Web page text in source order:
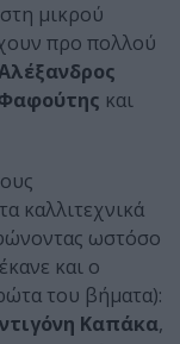
μικρού
προ πολλού
και
καλλιτεχνικά
ωστόσο
και ο
του βήματα):
Καπάκα,